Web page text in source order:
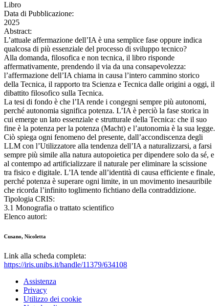
Libro
Data di Pubblicazione:
2025
Abstract:
L’attuale affermazione dell’IA è una semplice fase oppure indica
qualcosa di più essenziale del processo di sviluppo tecnico?
Alla domanda, filosofica e non tecnica, il libro risponde
affermativamente, prendendo il via da una consapevolezza:
l’affermazione dell’IA chiama in causa l’intero cammino storico
della Tecnica, il rapporto tra Scienza e Tecnica dalle origini a oggi, il
dibattito filosofico sulla Tecnica.
La tesi di fondo è che l’IA rende i congegni sempre più autonomi,
perché autonomia significa potenza. L’IA è perciò la fase storica in
cui emerge un lato essenziale e strutturale della Tecnica: che il suo
fine è la potenza per la potenza (Macht) e l’autonomia è la sua legge.
Ciò spiega ogni fenomeno del presente, dall’accondiscenza degli
LLM con l’Utilizzatore alla tendenza dell’IA a naturalizzarsi, a farsi
sempre più simile alla natura autopoietica per dipendere solo da sé, e
al contempo ad artificializzare il naturale per eliminare la scissione
tra fisico e digitale. L’IA tende all’identità di causa efficiente e finale,
perché potenza è superare ogni limite, in un movimento inesauribile
che ricorda l’infinito toglimento fichtiano della contraddizione.
Tipologia CRIS:
3.1 Monografia o trattato scientifico
Elenco autori:
Cusano, Nicoletta
Link alla scheda completa:
https://iris.unibs.it/handle/11379/634108
Assistenza
Privacy
Utilizzo dei cookie